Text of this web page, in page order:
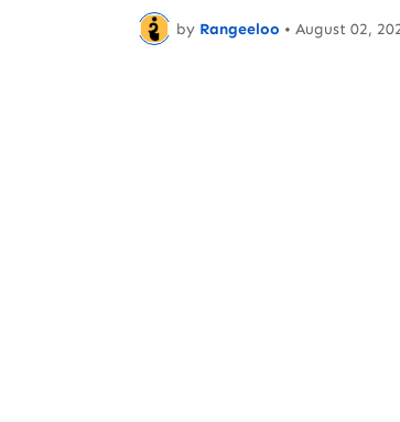
by Rangeeloo • August 02,